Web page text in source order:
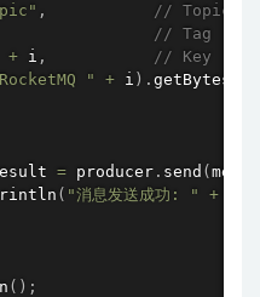
,
// Topic
// Tag
+ i ,
// Key
" + i ) . getBytes
= producer . send (
( "消息发送成功: " +
( ) ;